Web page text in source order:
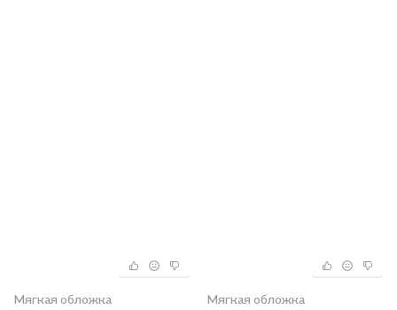
Мягкая обложка Мягкая обложка